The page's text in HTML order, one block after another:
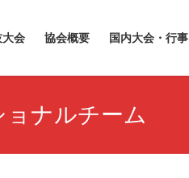
大会 協会概要 国内大会・行事
ョナルチーム